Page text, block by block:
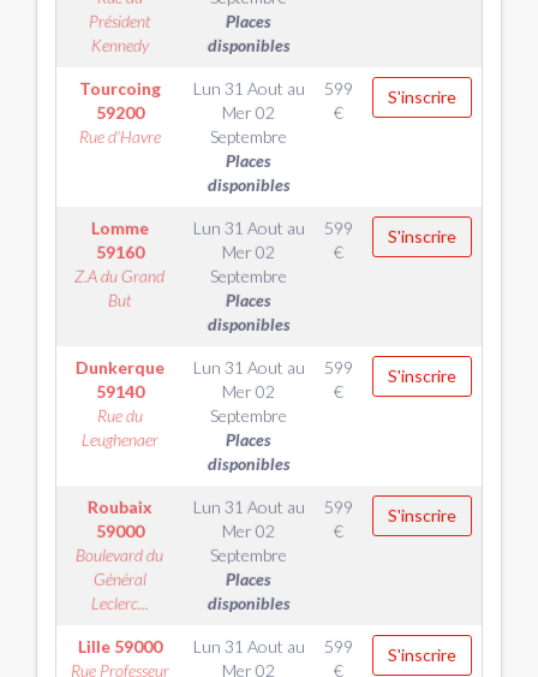
Président
Kennedy
Places
disponibles
Tourcoing
59200
Rue d'Havre
Lun 31 Aout au
Mer 02
Septembre
Places
disponibles
599
€
S'inscrire
Lomme
59160
Z.A du Grand
But
Lun 31 Aout au
Mer 02
Septembre
Places
disponibles
599
€
S'inscrire
Dunkerque
59140
Rue du
Leughenaer
Lun 31 Aout au
Mer 02
Septembre
Places
disponibles
599
€
S'inscrire
Roubaix
59000
Boulevard du
Général
Leclerc...
Lun 31 Aout au
Mer 02
Septembre
Places
disponibles
599
€
S'inscrire
Lille 59000
Rue Professeur
Lun 31 Aout au
Mer 02
599
€
S'inscrire